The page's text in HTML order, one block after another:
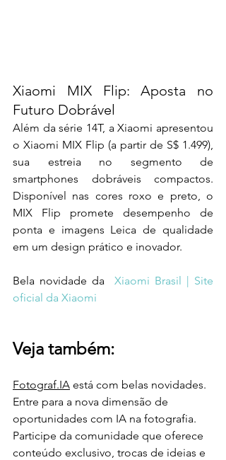
Xiaomi MIX Flip: Aposta no
Futuro Dobrável
Além da série 14T, a Xiaomi apresentou
o Xiaomi MIX Flip (a partir de S$ 1.499),
sua estreia no segmento de
smartphones dobráveis compactos.
Disponível nas cores roxo e preto, o
MIX Flip promete desempenho de
ponta e imagens Leica de qualidade
em um design prático e inovador.
Bela novidade da Xiaomi Brasil | Site
oficial da Xiaomi
Veja também:
Fotograf.IA está com belas novidades.
Entre para a nova dimensão de
oportunidades com IA na fotografia.
Participe da comunidade que oferece
conteúdo exclusivo, trocas de ideias e